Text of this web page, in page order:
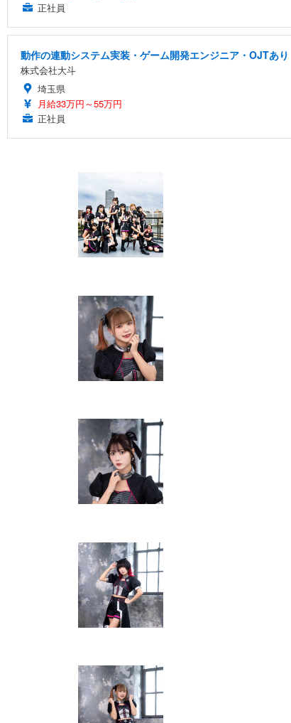
正社員
動作の連動システム実装・ゲーム開発エンジニア・OJTあり
株式会社大斗
埼玉県
月給33万円～55万円
正社員